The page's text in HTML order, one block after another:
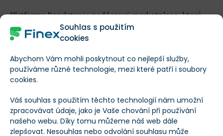
Souhlas s použitím
cookies
Abychom Vám mohli poskytnout co nejlepší služby,
používáme různé technologie, mezi které patří i soubory
cookies.
Váš souhlas s použitím těchto technologií nám umožní
zpracovávat údaje, jako je Vaše chování při používání
našeho webu. Díky tomu můžeme náš web dále
zlepšovat. Nesouhlas nebo odvolání souhlasu může
Platforma Bondster je nadčasový marketplace, která
klade důraz na jednoduchost, transparentnost a
zájemce při registraci investorského účtu podepisuje,
jsou přehledné a zcela jasné.
Na tržišti Bondster navíc vystavují úvěrypouze
prověření poskytovatelé. Před zařazení úvěrové
společnosti do nabídky jsou podrobně hodnoceny její